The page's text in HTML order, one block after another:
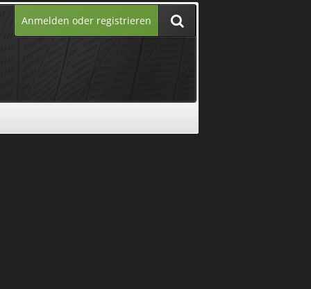
Anmelden oder registrieren